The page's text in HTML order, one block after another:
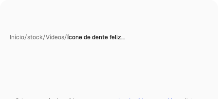
Início/stock/Vídeos/Ícone de dente feliz…